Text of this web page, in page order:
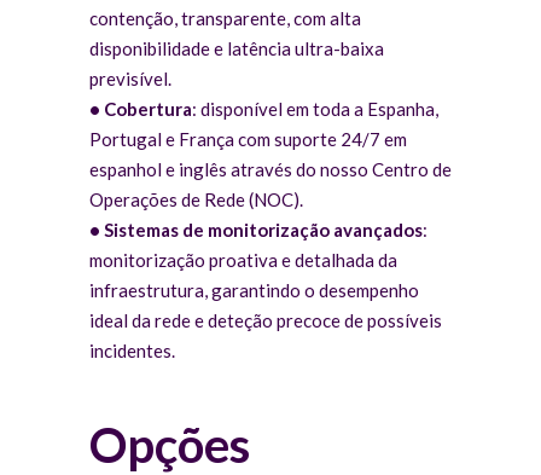
contenção, transparente, com alta
disponibilidade e latência ultra-baixa
previsível.
• Cobertura: disponível em toda a Espanha,
Portugal e França com suporte 24/7 em
espanhol e inglês através do nosso Centro de
Operações de Rede (NOC).
• Sistemas de monitorização avançados:
monitorização proativa e detalhada da
infraestrutura, garantindo o desempenho
ideal da rede e deteção precoce de possíveis
incidentes.
Opções